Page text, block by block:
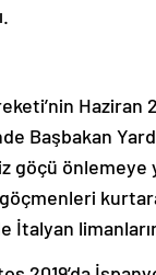
Başbakan
göçü